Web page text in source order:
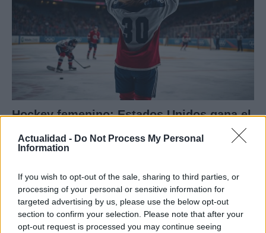
Actualidad - Do Not Process My Personal
Information
If you wish to opt-out of the sale, sharing to third parties, or
processing of your personal or sensitive information for
targeted advertising by us, please use the below opt-out
section to confirm your selection. Please note that after your
opt-out request is processed you may continue seeing
Hockey femenino: Estados Unidos gana el
oro en Milan-Cortina 2026 ante Canadá
Estados Unidos ganó 2-1 a Canadá en Milan-Cortina…
DEPORTES